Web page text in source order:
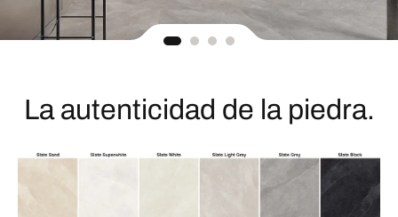
La autenticidad de la piedra.